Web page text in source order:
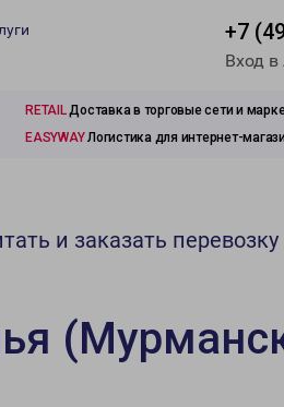
+7
Вход
RETAILДоставка в торговые сети и
EASYWAYЛогистика для интернет-
и заказать перевозку